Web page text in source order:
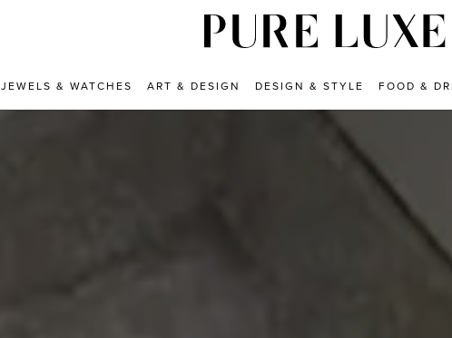
JEWELS & WATCHES ART & DESIGN DESIGN & STYLE FOOD &